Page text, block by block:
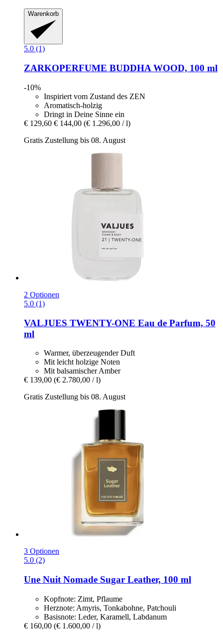
Warenkorb
5.0 (1)
ZARKOPERFUME BUDDHA WOOD, 100 ml
-10%
Inspiriert vom Zustand des ZEN
Aromatisch-holzig
Dringt in Deine Sinne ein
€ 129,60 € 144,00 (€ 1.296,00 / l)
Gratis Zustellung bis 08. August
2 Optionen
5.0 (1)
VALJUES TWENTY-​ONE Eau de Parfum, 50
ml
Warmer, überzeugender Duft
Mit leicht holzige Noten
Mit balsamischer Amber
€ 139,00 (€ 2.780,00 / l)
Gratis Zustellung bis 08. August
3 Optionen
5.0 (2)
Une Nuit Nomade Sugar Leather, 100 ml
Kopfnote: Zimt, Pflaume
Herznote: Amyris, Tonkabohne, Patchouli
Basisnote: Leder, Karamell, Labdanum
€ 160,00 (€ 1.600,00 / l)